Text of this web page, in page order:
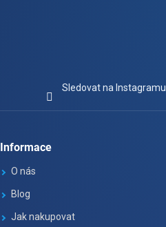
Sledovat na Instagramu
Informace
O nás
Blog
Jak nakupovat